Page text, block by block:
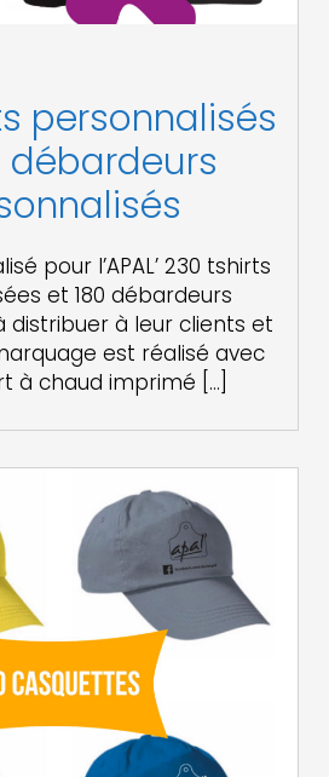
personnalisés
débardeurs
pour l’APAL’ 230 tshirts
et 180 débardeurs
distribuer à leur clients et
est réalisé avec
à chaud imprimé […]